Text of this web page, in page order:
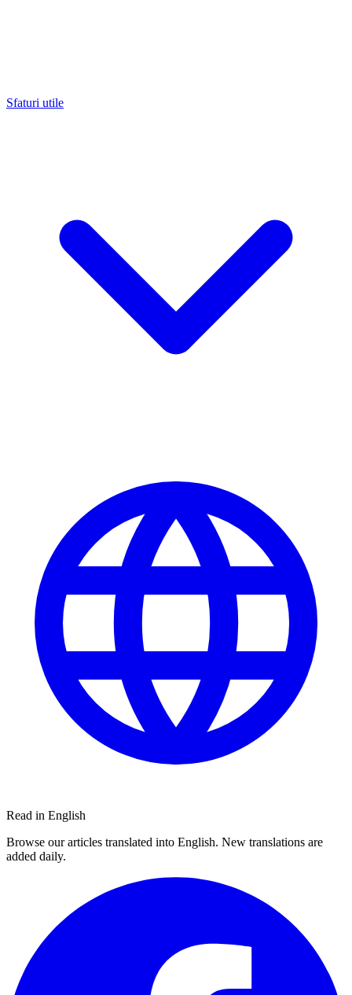
Sfaturi utile
Read in English
Browse our articles translated into English. New translations are
added daily.